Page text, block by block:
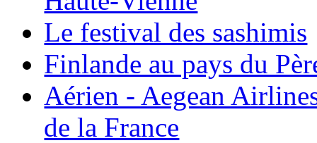
Le festival des sashimis
Finlande au pays du
Aérien - Aegean
de la France